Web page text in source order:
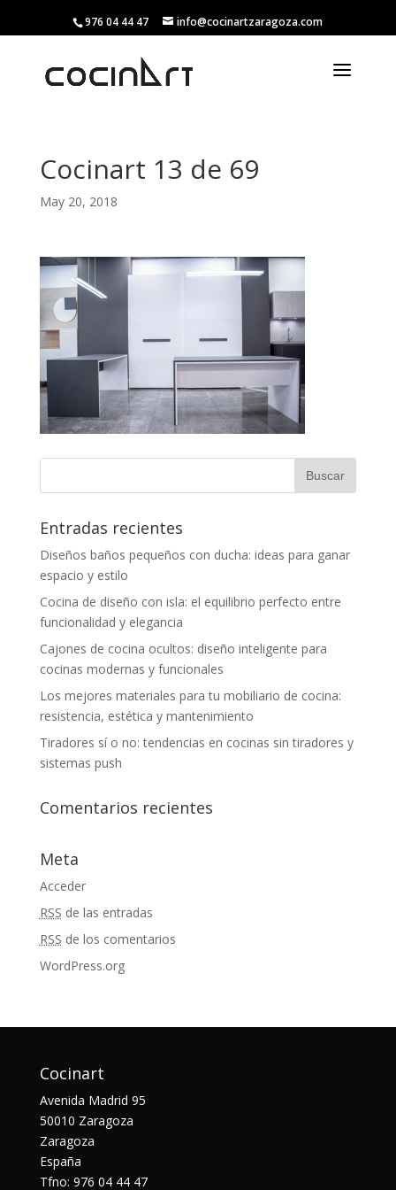
976 04 44 47 info@cocinartzaragoza.com
Cocinart 13 de 69
May 20, 2018
Entradas recientes
Diseños baños pequeños con ducha: ideas para ganar
espacio y estilo
Cocina de diseño con isla: el equilibrio perfecto entre
funcionalidad y elegancia
Cajones de cocina ocultos: diseño inteligente para
cocinas modernas y funcionales
Los mejores materiales para tu mobiliario de cocina:
resistencia, estética y mantenimiento
Tiradores sí o no: tendencias en cocinas sin tiradores y
sistemas push
Comentarios recientes
Meta
Acceder
RSS de las entradas
RSS de los comentarios
WordPress.org
Cocinart
Avenida Madrid 95
50010 Zaragoza
Zaragoza
España
Tfno: 976 04 44 47